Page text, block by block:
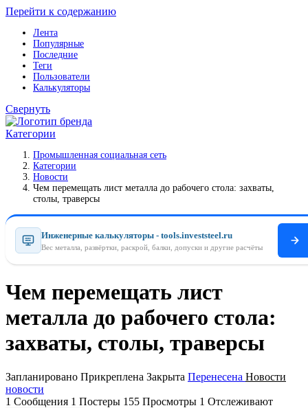
Перейти к содержанию
Лента
Популярные
Последние
Теги
Пользователи
Калькуляторы
Свернуть
Категории
Промышленная социальная сеть
Категории
Новости
Чем перемещать лист металла до рабочего стола: захваты,
столы, траверсы
Инженерные калькуляторы - tools.investsteel.ru
Вес металла, развёртки, раскрой, балки, допуски и другие расчёты
Чем перемещать лист
металла до рабочего стола:
захваты, столы, траверсы
Запланировано Прикреплена Закрыта Перенесена Новости
новости
1 Сообщения 1 Постеры 155 Просмотры 1 Отслеживают